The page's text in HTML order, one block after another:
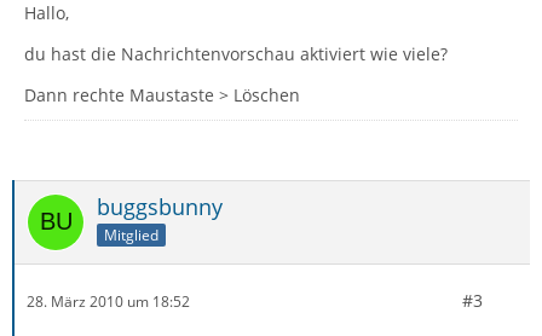
Hallo,
du hast die Nachrichtenvorschau aktiviert wie viele?
Dann rechte Maustaste > Löschen
buggsbunny
Mitglied
28. März 2010 um 18:52 #3